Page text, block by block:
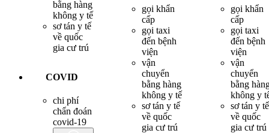
bằng hàng
không y tế
sơ tán y tế
về quốc
gia cư trú
COVID
chi phí
chẩn đoán
covid-19
gọi khẩn
cấp
gọi taxi
đến bệnh
viện
vận
chuyển
bằng hàng
không y tế
sơ tán y tế
về quốc
gia cư trú
gọi khẩn
cấp
gọi taxi
đến bệnh
viện
vận
chuyển
bằng
không y
sơ tán y tế
về quốc
gia cư trú